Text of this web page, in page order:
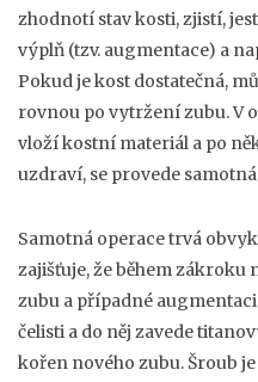
zhodnotí stav kosti, zjistí,
výplň (tzv. augmentace) a
Pokud je kost dostatečná,
rovnou po vytržení zubu. V
vloží kostní materiál a po
uzdraví, se provede
Samotná operace trvá
zajišťuje, že během zákroku
zubu a případné
čelisti a do něj zavede
kořen nového zubu. Šroub